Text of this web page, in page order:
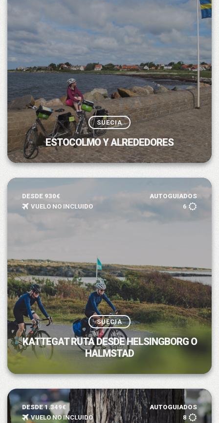
SUECIA
ESTOCOLMO Y ALREDEDORES
DESDE 930€
AUTOGUIADOS
VUELO NO INCLUIDO
6
SUECIA
KATTEGAT RUTA DESDE HELSINGBORG O
HALMSTAD
DESDE 1.349€
AUTOGUIADOS
VUELO NO INCLUIDO
8